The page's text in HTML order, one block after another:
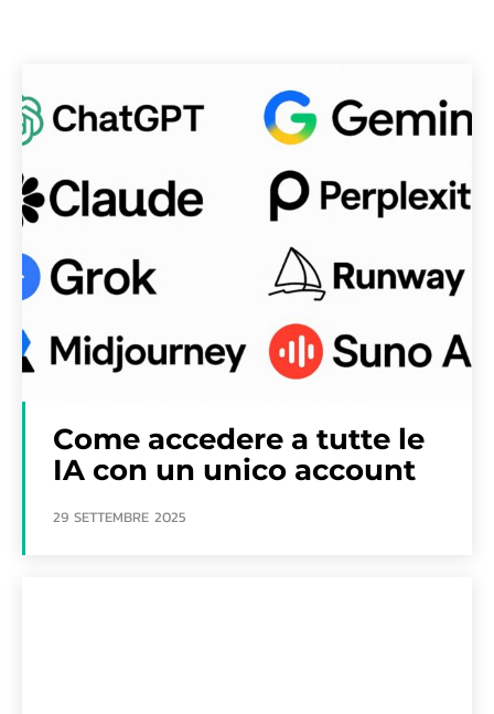
Come accedere a tutte le
IA con un unico account
29 SETTEMBRE 2025